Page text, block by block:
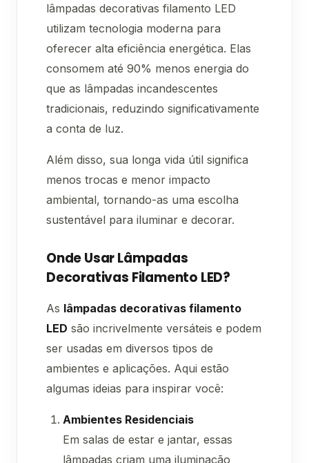
lâmpadas decorativas filamento LED
utilizam tecnologia moderna para
oferecer alta eficiência energética. Elas
consomem até 90% menos energia do
que as lâmpadas incandescentes
tradicionais, reduzindo significativamente
a conta de luz.
Além disso, sua longa vida útil significa
menos trocas e menor impacto
ambiental, tornando-as uma escolha
sustentável para iluminar e decorar.
Onde Usar Lâmpadas
Decorativas Filamento LED?
As lâmpadas decorativas filamento
LED são incrivelmente versáteis e podem
ser usadas em diversos tipos de
ambientes e aplicações. Aqui estão
algumas ideias para inspirar você:
Ambientes Residenciais
Em salas de estar e jantar, essas
lâmpadas criam uma iluminação